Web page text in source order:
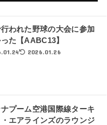
われた野球の大会に参加
た【AABC13】
2026.01.26
プーム空港国際線ターキ
・エアラインズのラウンジ